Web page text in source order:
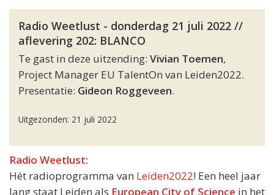
Radio Weetlust - donderdag 21 juli 2022 //
aflevering 202: BLANCO
Te gast in deze uitzending: Vivian Toemen,
Project Manager EU TalentOn van Leiden2022.
Presentatie: Gideon Roggeveen.
Uitgezonden: 21 juli 2022
Radio Weetlust:
Hét radioprogramma van Leiden2022! Een heel jaar
lang staat Leiden als European City of Science in het